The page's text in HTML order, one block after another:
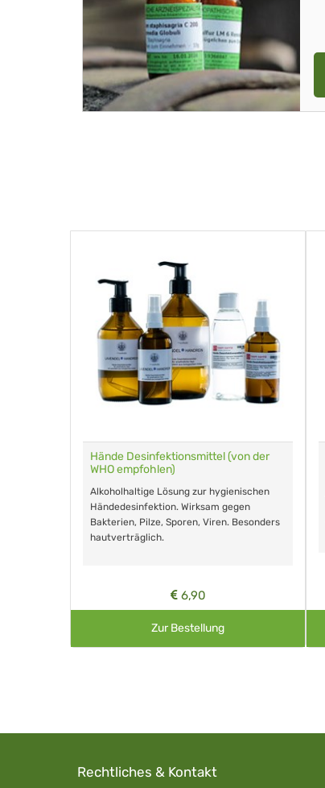
Hände Desinfektionsmittel (von der
WHO empfohlen)
Alkoholhaltige Lösung zur hygienischen
Händedesinfektion. Wirksam gegen
Bakterien, Pilze, Sporen, Viren. Besonders
hautverträglich.
6,90
Zur Bestellung
Rechtliches & Kontakt